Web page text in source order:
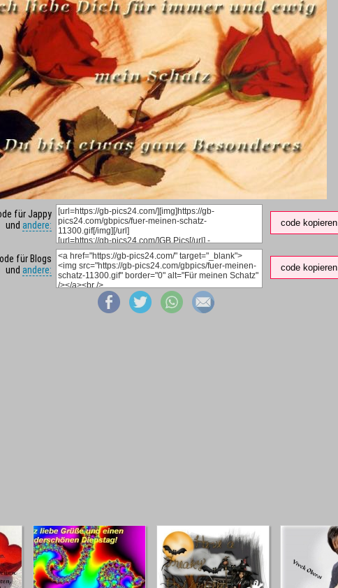
für Jappy
und andere: code kopieren
für Blogs
und andere: code kopieren